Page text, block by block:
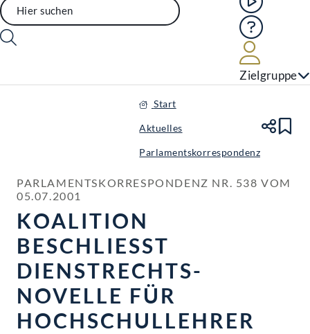
Hilfe
Zielgruppe
Start
Aktuelles
Parlamentskorrespondenz
PARLAMENTSKORRESPONDENZ NR. 538 VOM
05.07.2001
KOALITION
BESCHLIESST
DIENSTRECHTS-
NOVELLE FÜR
HOCHSCHULLEHRER